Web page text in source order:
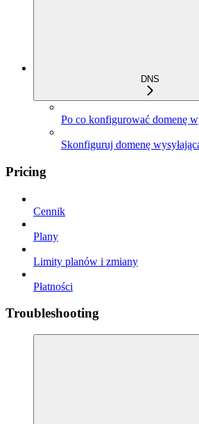
DNS
Po co konfigurować domenę
Skonfiguruj domenę
Pricing
Cennik
Plany
Limity planów i zmiany
Płatności
Troubleshooting